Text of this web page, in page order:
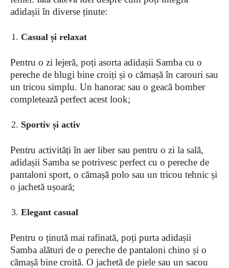
adidașii în diverse ținute:
Casual și relaxat
Pentru o zi lejeră, poți asorta adidașii Samba cu o
pereche de blugi bine croiți și o cămașă în carouri sau
un tricou simplu. Un hanorac sau o geacă bomber
completează perfect acest look;
Sportiv și activ
Pentru activități în aer liber sau pentru o zi la sală,
adidașii Samba se potrivesc perfect cu o pereche de
pantaloni sport, o cămașă polo sau un tricou tehnic și
o jachetă ușoară;
Elegant casual
Pentru o ținută mai rafinată, poți purta adidașii
Samba alături de o pereche de pantaloni chino și o
cămașă bine croită. O jachetă de piele sau un sacou